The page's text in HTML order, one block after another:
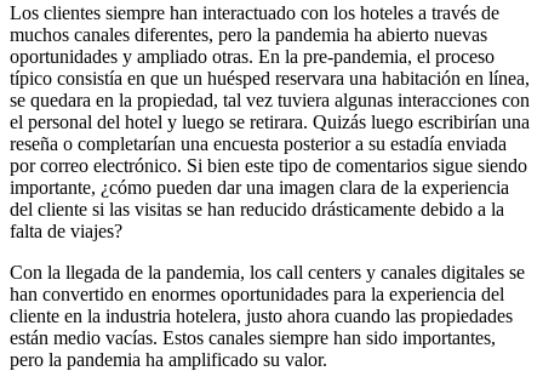
Los clientes siempre han interactuado con los hoteles a través de
muchos canales diferentes, pero la pandemia ha abierto nuevas
oportunidades y ampliado otras. En la pre-pandemia, el proceso
típico consistía en que un huésped reservara una habitación en línea,
se quedara en la propiedad, tal vez tuviera algunas interacciones con
el personal del hotel y luego se retirara. Quizás luego escribirían una
reseña o completarían una encuesta posterior a su estadía enviada
por correo electrónico. Si bien este tipo de comentarios sigue siendo
importante, ¿cómo pueden dar una imagen clara de la experiencia
del cliente si las visitas se han reducido drásticamente debido a la
falta de viajes?
Con la llegada de la pandemia, los call centers y canales digitales se
han convertido en enormes oportunidades para la experiencia del
cliente en la industria hotelera, justo ahora cuando las propiedades
están medio vacías. Estos canales siempre han sido importantes,
pero la pandemia ha amplificado su valor.